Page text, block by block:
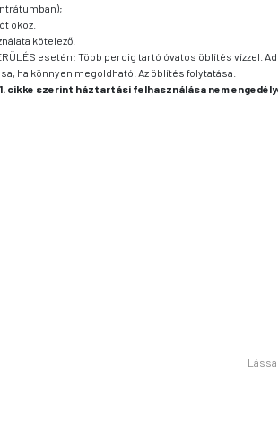
okoz.
kötelező.
esetén: Több percig tartó óvatos öblítés vízzel.
ha könnyen megoldható. Az öblítés folytatása.
cikke szerint háztartási felhasználása nem